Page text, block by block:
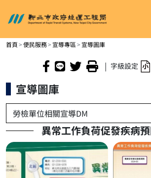
進入內容區塊
新北市政府捷運工程局
首頁 便民服務 宣導專區 宣導圖庫
| 字級設定
宣導圖庫
勞檢單位相關宣導DM
異常工作負荷促發疾病